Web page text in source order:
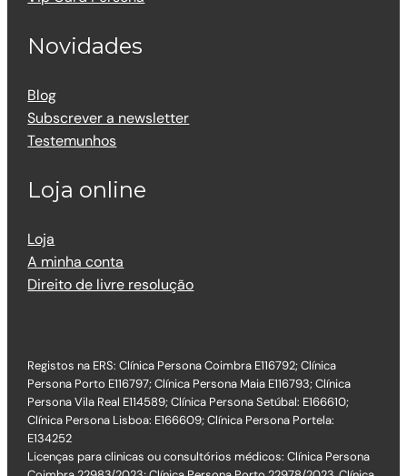
Novidades
Blog
Subscrever a newsletter
Testemunhos
Loja online
Loja
A minha conta
Direito de livre resolução
Registos na ERS: Clínica Persona Coimbra E116792; Clínica
Persona Porto E116797; Clínica Persona Maia E116793; Clínica
Persona Vila Real E114589; Clínica Persona Setúbal: E166610;
Clínica Persona Lisboa: E166609; Clínica Persona Portela:
E134252
Licenças para clinicas ou consultórios médicos: Clínica Persona